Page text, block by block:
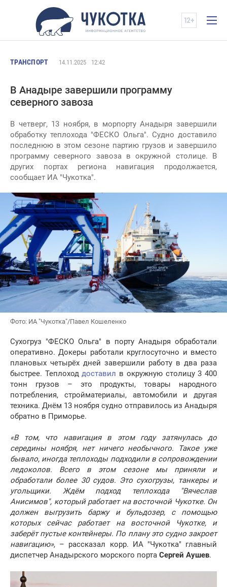
ТРАНСПОРТ 14.11.2025 12:42
В Анадыре завершили программу
северного завоза
В четверг, 13 ноября, в морпорту Анадыря завершили
обработку теплохода "ФЕСКО Ольга". Судно доставило
последнюю в этом сезоне партию грузов и завершило
программу северного завоза в окружной столице. В
других портах региона навигация продолжается,
сообщает ИА "Чукотка".
Фото: ИА "Чукотка"/Павел Кошеленко
Сухогруз "ФЕСКО Ольга" в порту Анадыря обработали
оперативно. Докеры работали круглосуточно и вместо
плановых четырёх дней завершили работу в два раза
быстрее. Теплоходдоставил в окружную столицу 3 400
тонн грузов – это продукты, товары народного
потребления, стройматериалы, автомобили и другая
техника. Днём 13 ноября судно отправилось из Анадыря
обратно в Приморье.
«В том, что навигация в этом году затянулась до
середины ноября, нет ничего необычного. Такое уже
бывало, иногда теплоходы подходили в сопровождении
ледоколов. Всего в этом сезоне мы приняли и
обработали более 30 судов. Это сухогрузы, танкеры и
угольщики. Ждём подход теплохода "Вячеслав
Анисимов", который работает на восточной Чукотке. Он
должен выгрузить баржу и бульдозер, с помощью
которых сейчас работает на восточной Чукотке, и
заберёт пустые контейнеры. По плану это судно закроет
навигацию», – рассказал корр. ИА "Чукотка" главный
диспетчер Анадырского морского порта Сергей Аушев.